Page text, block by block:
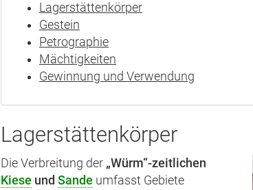
Lagerstättenkörper
Gestein
Petrographie
Mächtigkeiten
Gewinnung und Verwendung
Lagerstättenkörper
Die Verbreitung der „Würm“-zeitlichen
Kiese und Sande umfasst Gebiete